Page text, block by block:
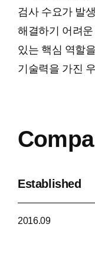
검사 수요가 발
해결하기 어려
있는 핵심 역할
기술력을 가진
Established
2016.09